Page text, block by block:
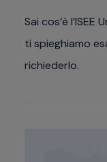
Sai cos’è
ti spieghiamo
richiederlo.